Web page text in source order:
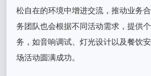
松自在的环境中增进交流，推动业务
务团队也会根据不同活动需求，提供
务，如音响调试、灯光设计以及餐饮
场活动圆满成功。